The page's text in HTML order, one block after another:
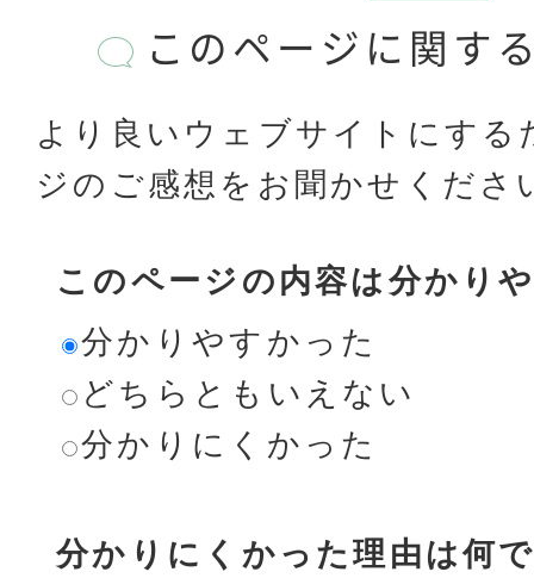
このページに関す
より良いウェブサイトにする
ジのご感想をお聞かせくださ
このページの内容は分かり
分かりやすかった
どちらともいえない
分かりにくかった
分かりにくかった理由は何